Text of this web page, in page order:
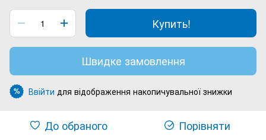
Купить!
Швидке замовлення
% Ввійти для відображення накопичувальної знижки
До обраного Порівняти